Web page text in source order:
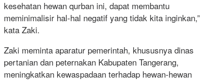
kesehatan hewan qurban ini, dapat membantu
meminimalisir hal-hal negatif yang tidak kita inginkan,”
kata Zaki.
Zaki meminta aparatur pemerintah, khususnya dinas
pertanian dan peternakan Kabupaten Tangerang,
meningkatkan kewaspadaan terhadap hewan-hewan